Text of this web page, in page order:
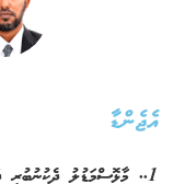
އެޖެންޑާ